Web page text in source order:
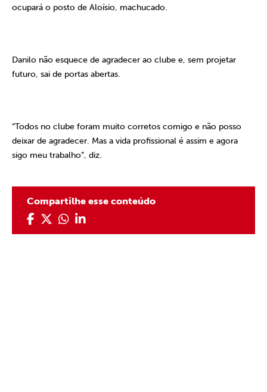
ocupará o posto de Aloísio, machucado.
Danilo não esquece de agradecer ao clube e, sem projetar
futuro, sai de portas abertas.
“Todos no clube foram muito corretos comigo e não posso
deixar de agradecer. Mas a vida profissional é assim e agora
sigo meu trabalho”, diz.
Compartilhe esse conteúdo